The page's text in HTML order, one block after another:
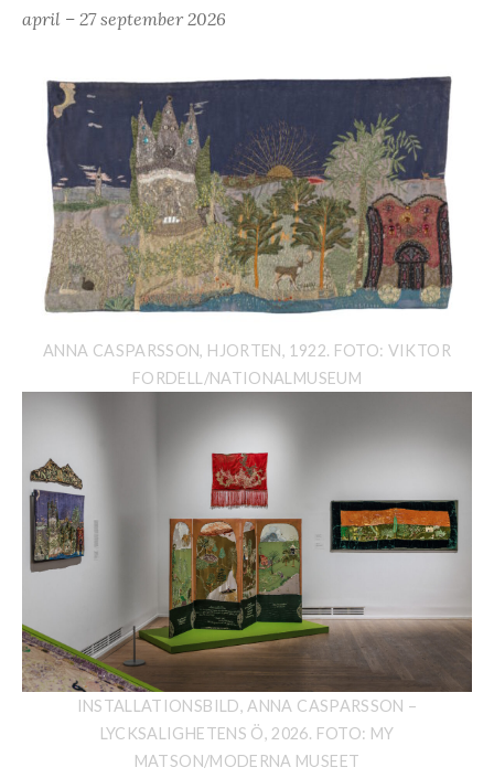
april – 27 september 2026
ANNA CASPARSSON, HJORTEN, 1922. FOTO: VIKTOR
FORDELL/NATIONALMUSEUM
INSTALLATIONSBILD, ANNA CASPARSSON –
LYCKSALIGHETENS Ö, 2026. FOTO: MY
MATSON/MODERNA MUSEET